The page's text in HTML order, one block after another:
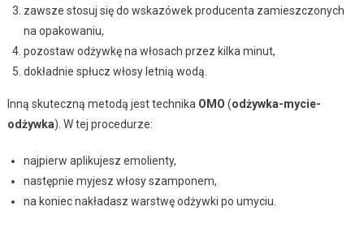
zawsze stosuj się do wskazówek producenta zamieszczonych
na opakowaniu,
pozostaw odżywkę na włosach przez kilka minut,
dokładnie spłucz włosy letnią wodą.
Inną skuteczną metodą jest technika OMO (odżywka-mycie-
odżywka). W tej procedurze:
najpierw aplikujesz emolienty,
następnie myjesz włosy szamponem,
na koniec nakładasz warstwę odżywki po umyciu.